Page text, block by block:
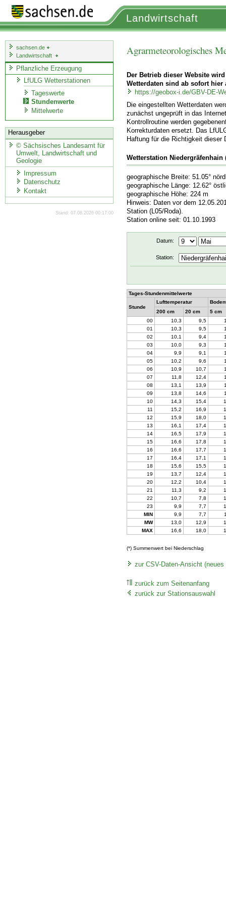
Landwirtschaft
sachsen.de
Landwirtschaft
Pflanzliche Erzeugung
LfULG Wetterstationen
Tageswerte
Stundenwerte
Mittelwerte
Herausgeber
©Sächsisches Landesamt für
Umwelt, Landwirtschaft und
Geologie
Impressum
Datenschutz
Kontakt
Stand: 07.08.2026 00:17:00
Agrarmeteorologisches
Der Betrieb dieser Website
Wetterdaten sind ab sofort hier
https://geobox-i.de/GBV-DE-
Die eingestellten Wetterdaten
zunächst ungeprüft in das
Kontrollroutine werden
Korrekturdaten ersetzt. Das
Haftung für die Richtigkeit dieser
Wetterstation Niedergräfenhain
geographische Breite: 51.05°
geographische Länge: 12.62°
geographische Höhe: 224 m
Hinweis: Daten vor dem
Station (L05/Roda).
Station online seit: 01.10.1993
Datum:
Station:
Tages-Stundenmittelwerte
Stunde
Lufttemperatur
200 cm
20 cm
5 cm
00
10,3 9,5
01
10,3 9,5
02
10,1 9,4
03
10,0 9,3
04
9,9 9,1
05
10,2 9,6
06
10,9 10,7
07
11,8 12,4
08
13,1 13,9
09
13,8 14,6
10
14,3 15,4
11
15,2 16,9
12
15,9 18,0
13
16,1 17,4
14
16,5 17,9
15
16,6 17,8
16
16,6 17,7
17
16,4 17,1
18
15,6 15,5
19
13,7 12,4
20
12,2 10,4
21
11,3 9,2
22
10,7 7,8
23
9,9 7,7
MIN
9,9 7,7
MW
13,0 12,9
MAX
16,6 18,0
(*) Summenwert bei Niederschlag
zur CSV-Daten-Ansicht
zurück zum Seitenanfang
zurück zur Stationsauswahl